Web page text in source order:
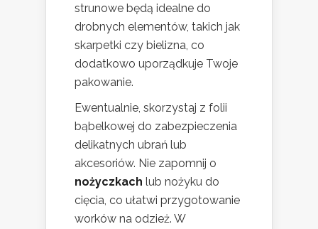
strunowe będą idealne do
drobnych elementów, takich jak
skarpetki czy bielizna, co
dodatkowo uporządkuje Twoje
pakowanie.
Ewentualnie, skorzystaj z folii
bąbelkowej do zabezpieczenia
delikatnych ubrań lub
akcesoriów. Nie zapomnij o
nożyczkach lub nożyku do
cięcia, co ułatwi przygotowanie
worków na odzież. W